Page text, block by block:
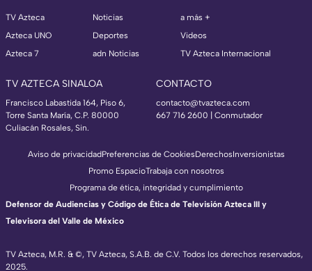
TV Azteca
Azteca UNO
Azteca 7
Noticias
Deportes
adn Noticias
a más +
Videos
TV Azteca Internacional
TV AZTECA SINALOA
Francisco Labastida 164, Piso 6,
Torre Santa María, C.P. 80000
Culiacán Rosales, Sin.
CONTACTO
contacto@tvazteca.com
667 716 2600 | Conmutador
TV Azteca, M.R. & ©, TV Azteca, S.A.B. de C.V. Todos los derechos reservados,
2025.
Aviso de privacidadPreferencias de CookiesDerechosInversionistas
Promo EspacioTrabaja con nosotros
Programa de ética, integridad y cumplimiento
Defensor de Audiencias y Código de Ética de Televisión Azteca III y
Televisora del Valle de México